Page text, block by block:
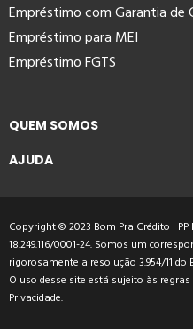
Empréstimo com Garantia de
Empréstimo para MEI
Empréstimo FGTS
QUEM SOMOS
AJUDA
Copyright © 2023 Bom Pra Crédito | PP
18.249.116/0001-24. Somos um
rigorosamente a resolução 3.954/11
O uso desse site está sujeito às
Privacidade.